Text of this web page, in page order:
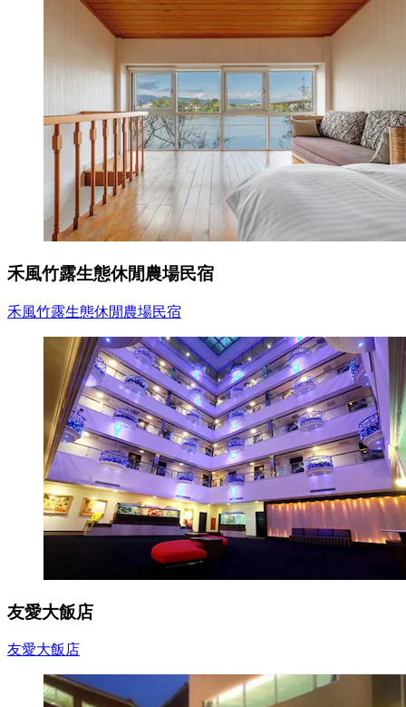
禾風竹露生態休閒農場民宿
禾風竹露生態休閒農場民宿
友愛大飯店
友愛大飯店